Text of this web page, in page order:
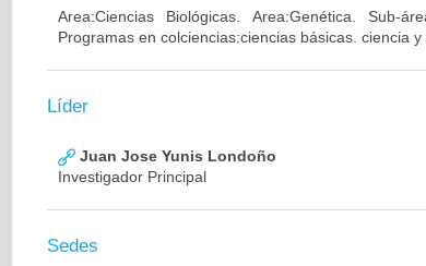
Area:Ciencias Biológicas. Area:Genética. Sub-
Programas en colciencias:ciencias básicas. ciencia
Líder
Juan Jose Yunis Londoño
Investigador Principal
Sedes